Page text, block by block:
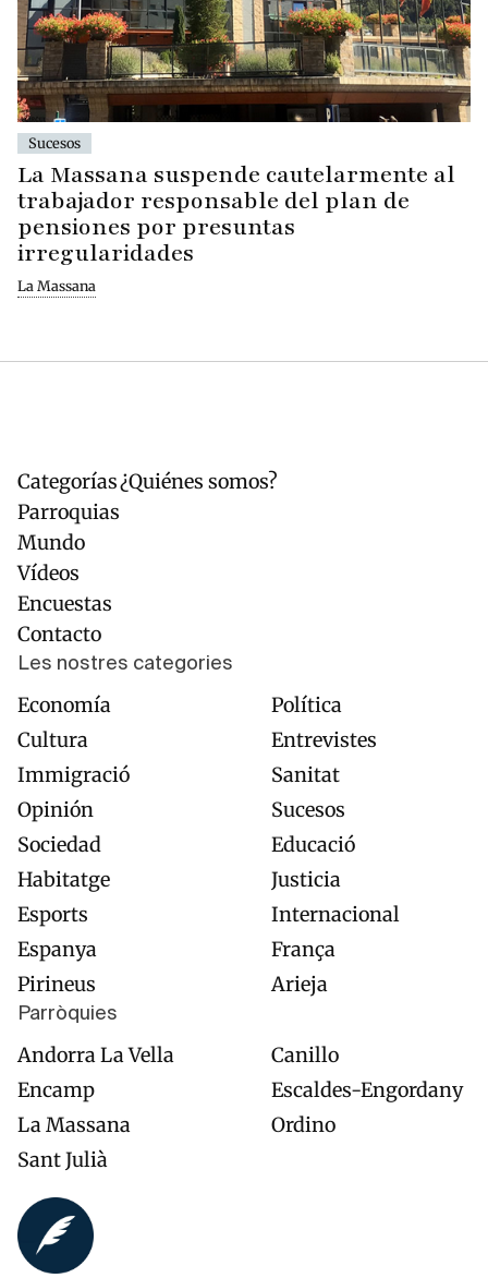
Sucesos
La Massana suspende cautelarmente al
trabajador responsable del plan de
pensiones por presuntas
irregularidades
La Massana
Navegación
principal
Categorías
Parroquias
Mundo
Vídeos
Encuestas
Contacto
Pie
¿Quiénes somos?
Les nostres categories
Economía
Política
Cultura
Entrevistes
Immigració
Sanitat
Opinión
Sucesos
Sociedad
Educació
Habitatge
Justicia
Esports
Internacional
Espanya
França
Pirineus
Arieja
Parròquies
Andorra La Vella
Canillo
Encamp
Escaldes-Engordany
La Massana
Ordino
Sant Julià